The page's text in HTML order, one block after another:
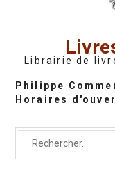
Librairie de